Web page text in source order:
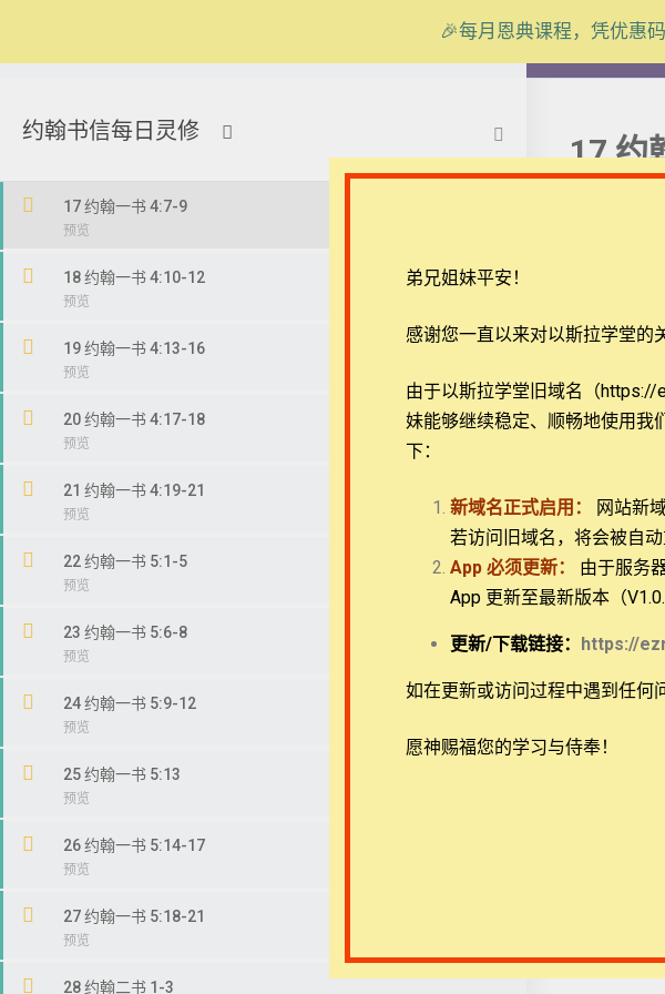
【西罗亚池灵修
约翰书信每日灵修
15 约翰一书 3:24b-4:3
16 约翰一书 4:4-6
17 约翰一书 4:7-9
18 约翰一书 4:10-12
19 约翰一书 4:13-16
20 约翰一书 4:17-18
21 约翰一书 4:19-21
22 约翰一书 5:1-5
23 约翰一书 5:6-8
24 约翰一书 5:9-12
25 约翰一书 5:13
26 约翰一书 5:14-17
27 约翰一书 5:18-21
28 约翰二书 1-3
17 约
弟兄姐妹
神来的。凡
如果我们承
是自足的
身的再次创
来的饶恕
新约提到
但作者说“
因此，理
即将“神就
是人的里面
常见问题
Copyright © 2022-2026 Timothy Training International, NFP
弟兄姐妹平安！
感谢您一直以来对以斯拉学堂的
由于以斯拉学堂旧域名（https://
妹能够继续稳定、顺畅地使用我
下：
新域名正式启用： 网站新
若访问旧域名，将会被自动
App 必须更新：
由于服务
App 更新至最新版本（
更新/下载链接： https://
如在更新或访问过程中遇到任何
愿神赐福您的学习与侍奉！
🎉每月恩典课程，凭优惠